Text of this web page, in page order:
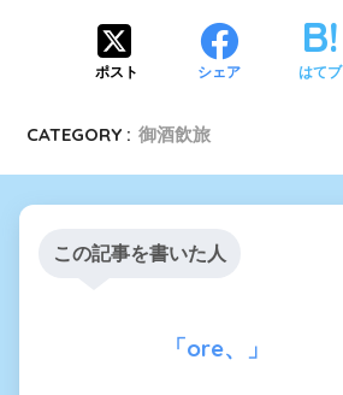
ポスト シェア はてブ
CATEGORY : 御酒飲旅
この記事を書いた人
「ore、」